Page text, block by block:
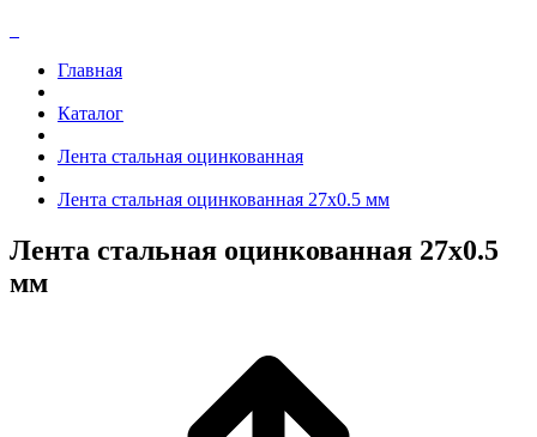
Главная
Каталог
Лента стальная оцинкованная
Лента стальная оцинкованная 27x0.5 мм
Лента стальная оцинкованная 27x0.5
мм